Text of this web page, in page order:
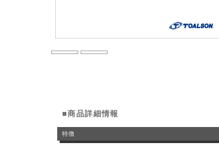
■商品詳細情報
特徴